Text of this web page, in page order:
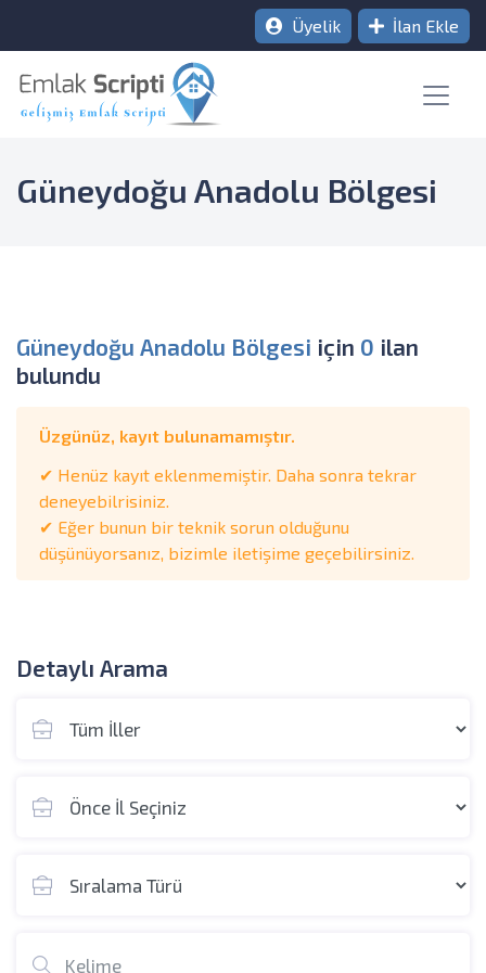
Üyelik İlan Ekle
Güneydoğu Anadolu Bölgesi
Güneydoğu Anadolu Bölgesi için 0 ilan
bulundu
Üzgünüz, kayıt bulunamamıştır.
✔ Henüz kayıt eklenmemiştir. Daha sonra tekrar
deneyebilrisiniz.
✔ Eğer bunun bir teknik sorun olduğunu
düşünüyorsanız, bizimle iletişime geçebilirsiniz.
Detaylı Arama